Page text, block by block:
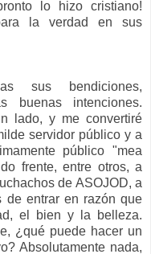
lo hizo cristiano!
la verdad en sus
sus bendiciones,
buenas intenciones.
lado, y me convertiré
servidor público y a
público "mea
frente, entre otros, a
de ASOJOD, a
de entrar en razón que
el bien y la belleza.
¿qué puede hacer un
Absolutamente nada,